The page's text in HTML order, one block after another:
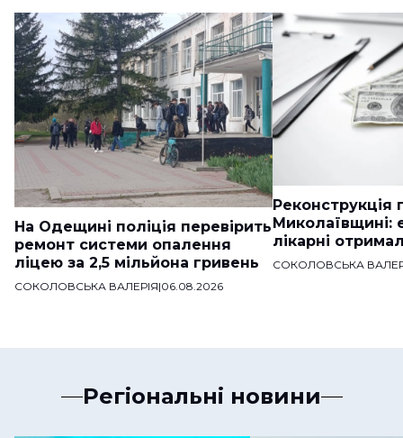
На Одещині поліція перевірить
ремонт системи опалення
ліцею за 2,5 мільйона гривень
СОКОЛОВСЬКА ВАЛЕРІЯ|06.08.2026
Реконструкція
Миколаївщині:
лікарні
СОКОЛОВСЬКА
Регіональні новини